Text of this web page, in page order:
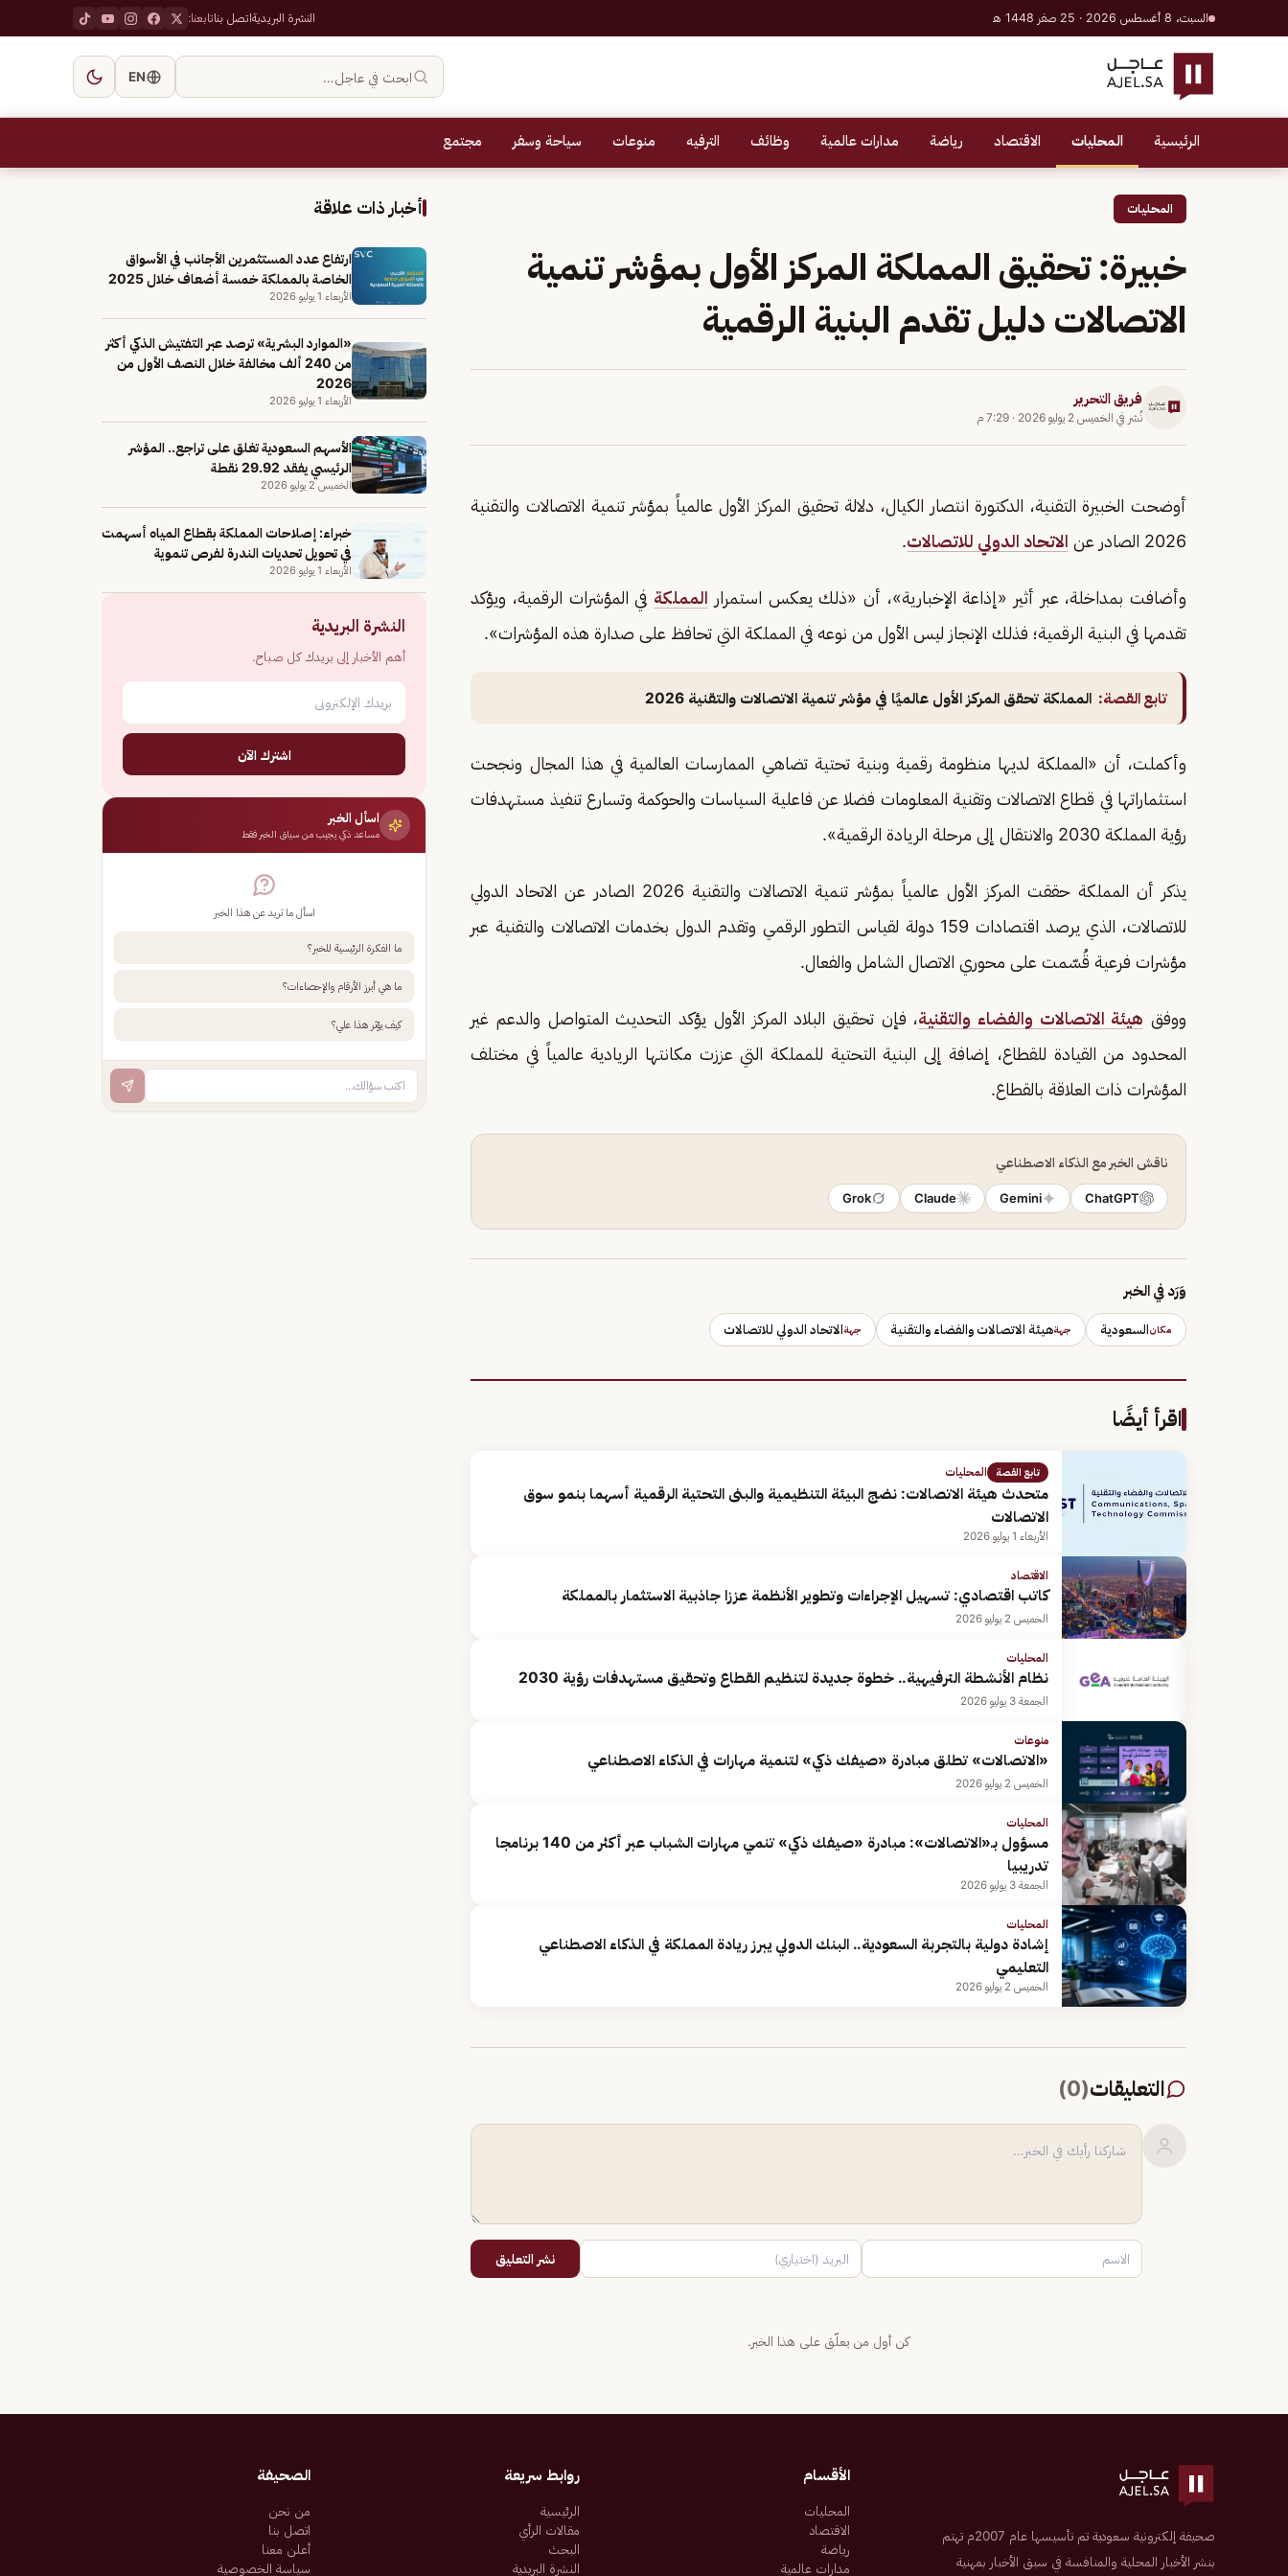
السبت، 8 أغسطس 2026 · 25 صفر 1448 هـ النشرة البريديةاتصل بناتابعنا:
ابحث في عاجل… EN
الرئيسية المحليات الاقتصاد رياضة مدارات عالمية وظائف الترفيه منوعات سياحة وسفر مجتمع
المحليات
خبيرة: تحقيق المملكة المركز الأول بمؤشر تنمية
الاتصالات دليل تقدم البنية الرقمية
فريق التحرير
نُشر في الخميس 2 يوليو 2026 · 7:29 م
أوضحت الخبيرة التقنية، الدكتورة انتصار الكيال، دلالة تحقيق المركز الأول عالمياً بمؤشر تنمية الاتصالات والتقنية
2026 الصادر عن
الاتحاد الدولي للاتصالات.
وأضافت بمداخلة، عبر أثير «إذاعة الإخبارية»، أن «ذلك يعكس استمرار المملكة في المؤشرات الرقمية، ويؤكد
تقدمها في البنية الرقمية؛ فذلك الإنجاز ليس الأول من نوعه في المملكة التي تحافظ على صدارة هذه المؤشرات».
تابع القصة: المملكة تحقق المركز الأول عالميًا في مؤشر تنمية الاتصالات والتقنية 2026
وأكملت، أن «المملكة لديها منظومة رقمية وبنية تحتية تضاهي الممارسات العالمية في هذا المجال ونجحت
استثماراتها في قطاع الاتصالات وتقنية المعلومات فضلا عن فاعلية السياسات والحوكمة وتسارع تنفيذ مستهدفات
رؤية المملكة 2030 والانتقال إلى مرحلة الريادة الرقمية».
يذكر أن المملكة حققت المركز الأول عالمياً بمؤشر تنمية الاتصالات والتقنية 2026 الصادر عن الاتحاد الدولي
للاتصالات، الذي يرصد اقتصادات 159 دولة لقياس التطور الرقمي وتقدم الدول بخدمات الاتصالات والتقنية عبر
مؤشرات فرعية قُسّمت على محوري الاتصال الشامل والفعال.
ووفق هيئة الاتصالات والفضاء والتقنية، فإن تحقيق البلاد المركز الأول يؤكد التحديث المتواصل والدعم غير
المحدود من القيادة للقطاع، إضافة إلى البنية التحتية للمملكة التي عززت مكانتها الريادية عالمياً في مختلف
المؤشرات ذات العلاقة بالقطاع.
ناقش الخبر مع الذكاء الاصطناعي
ChatGPT
Gemini
Claude
Grok
وَرَد في الخبر
مكانالسعودية جهةهيئة الاتصالات والفضاء والتقنية جهةالاتحاد الدولي للاتصالات
اقرأ أيضًا
تابع القصة المحليات
متحدث هيئة الاتصالات: نضج البيئة التنظيمية والبنى التحتية الرقمية أسهما بنمو سوق
الاتصالات
الأربعاء 1 يوليو 2026
الاقتصاد
كاتب اقتصادي: تسهيل الإجراءات وتطوير الأنظمة عززا جاذبية الاستثمار بالمملكة
الخميس 2 يوليو 2026
المحليات
نظام الأنشطة الترفيهية.. خطوة جديدة لتنظيم القطاع وتحقيق مستهدفات رؤية 2030
الجمعة 3 يوليو 2026
منوعات
«الاتصالات» تطلق مبادرة «صيفك ذكي» لتنمية مهارات في الذكاء الاصطناعي
الخميس 2 يوليو 2026
المحليات
مسؤول بـ«الاتصالات»: مبادرة «صيفك ذكي» تنمي مهارات الشباب عبر أكثر من 140 برنامجا
تدريبيا
الجمعة 3 يوليو 2026
المحليات
إشادة دولية بالتجربة السعودية.. البنك الدولي يبرز ريادة المملكة في الذكاء الاصطناعي
التعليمي
الخميس 2 يوليو 2026
التعليقات(
0
)
نشر التعليق
كن أول من يعلّق على هذا الخبر.
أخبار ذات علاقة
ارتفاع عدد المستثمرين الأجانب في الأسواق
الخاصة بالمملكة خمسة أضعاف خلال 2025
الأربعاء 1 يوليو 2026
«الموارد البشرية» ترصد عبر التفتيش الذكي أكثر
من 240 ألف مخالفة خلال النصف الأول من
2026
الأربعاء 1 يوليو 2026
الأسهم السعودية تغلق على تراجع.. المؤشر
الرئيسي يفقد 29.92 نقطة
الخميس 2 يوليو 2026
خبراء: إصلاحات المملكة بقطاع المياه أسهمت
في تحويل تحديات الندرة لفرص تنموية
الأربعاء 1 يوليو 2026
النشرة البريدية
أهم الأخبار إلى بريدك كل صباح.
اشترك الآن
اسأل الخبر
مساعد ذكي يجيب من سياق الخبر فقط
اسأل ما تريد عن هذا الخبر
ما الفكرة الرئيسية للخبر؟
ما هي أبرز الأرقام والإحصاءات؟
كيف يؤثر هذا علي؟
صحيفة إلكترونية سعودية تم تأسيسها عام 2007م تهتم
بنشر الأخبار المحلية والمنافسة في سبق الأخبار بمهنية
الأقسام
المحليات
الاقتصاد
رياضة
مدارات عالمية
روابط سريعة
الرئيسية
مقالات الرأي
البحث
النشرة البريدية
الصحيفة
من نحن
اتصل بنا
أعلن معنا
سياسة الخصوصية